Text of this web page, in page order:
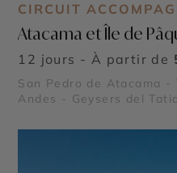
CIRCUIT
Atacama et Île de
12 jours - À partir de
San Pedro de Atacama
Andes - Geysers del Tatio